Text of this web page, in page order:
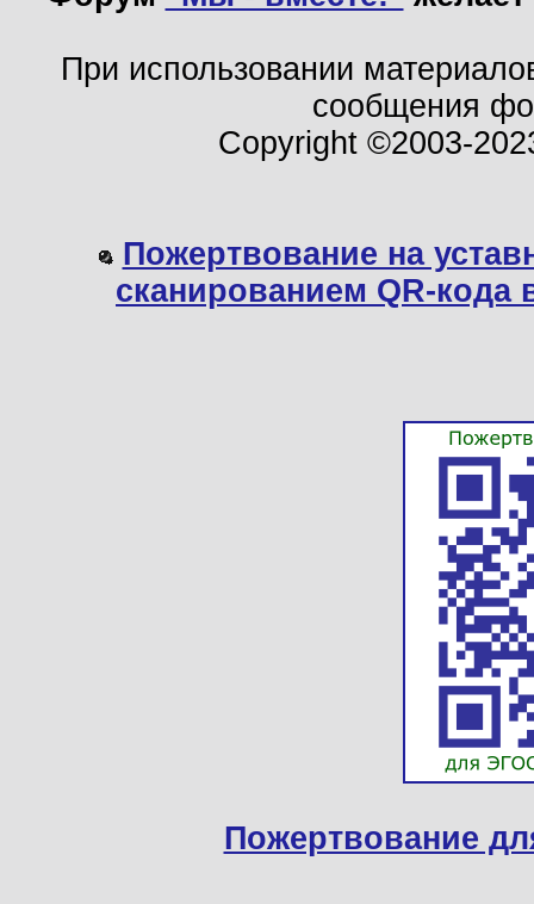
При использовании
сообщения
Copyright ©2003-
Пожертвование на
сканированием QR-
Пожертвование